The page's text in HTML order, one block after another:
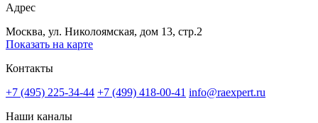
Адрес
Москва, ул. Николоямская, дом 13, стр.2
Показать на карте
Контакты
+7 (495) 225-34-44 +7 (499) 418-00-41 info@raexpert.ru
Наши каналы